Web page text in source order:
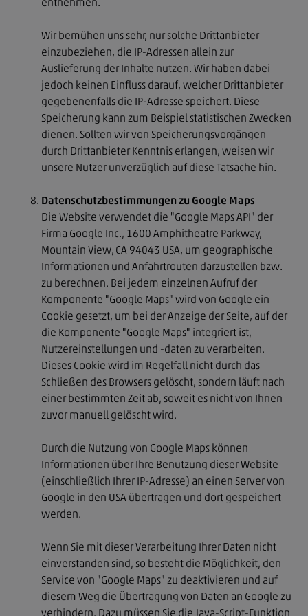
Wir bemühen uns sehr, nur solche Drittanbieter
einzubeziehen, die IP-Adressen allein zur
Auslieferung der Inhalte nutzen. Wir haben dabei
jedoch keinen Einfluss darauf, welcher Drittanbieter
gegebenenfalls die IP-Adresse speichert. Diese
Speicherung kann zum Beispiel statistischen Zwecken
dienen. Sollten wir von Speicherungsvorgängen
durch Drittanbieter Kenntnis erlangen, weisen wir
unsere Nutzer unverzüglich auf diese Tatsache hin.
Datenschutzbestimmungen zu Google Maps
Die Website verwendet die "Google Maps API" der
Firma Google Inc., 1600 Amphitheatre Parkway,
Mountain View, CA 94043 USA, um geographische
Informationen und Anfahrtrouten darzustellen bzw.
zu berechnen. Bei jedem einzelnen Aufruf der
Komponente "Google Maps" wird von Google ein
Cookie gesetzt, um bei der Anzeige der Seite, auf der
die Komponente "Google Maps" integriert ist,
Nutzereinstellungen und -daten zu verarbeiten.
Dieses Cookie wird im Regelfall nicht durch das
Schließen des Browsers gelöscht, sondern läuft nach
einer bestimmten Zeit ab, soweit es nicht von Ihnen
zuvor manuell gelöscht wird.
Durch die Nutzung von Google Maps können
Informationen über Ihre Benutzung dieser Website
(einschließlich Ihrer IP-Adresse) an einen Server von
Google in den USA übertragen und dort gespeichert
werden.
Wenn Sie mit dieser Verarbeitung Ihrer Daten nicht
einverstanden sind, so besteht die Möglichkeit, den
Service von "Google Maps" zu deaktivieren und auf
diesem Weg die Übertragung von Daten an Google zu
verhindern. Dazu müssen Sie die Java-Script-Funktion